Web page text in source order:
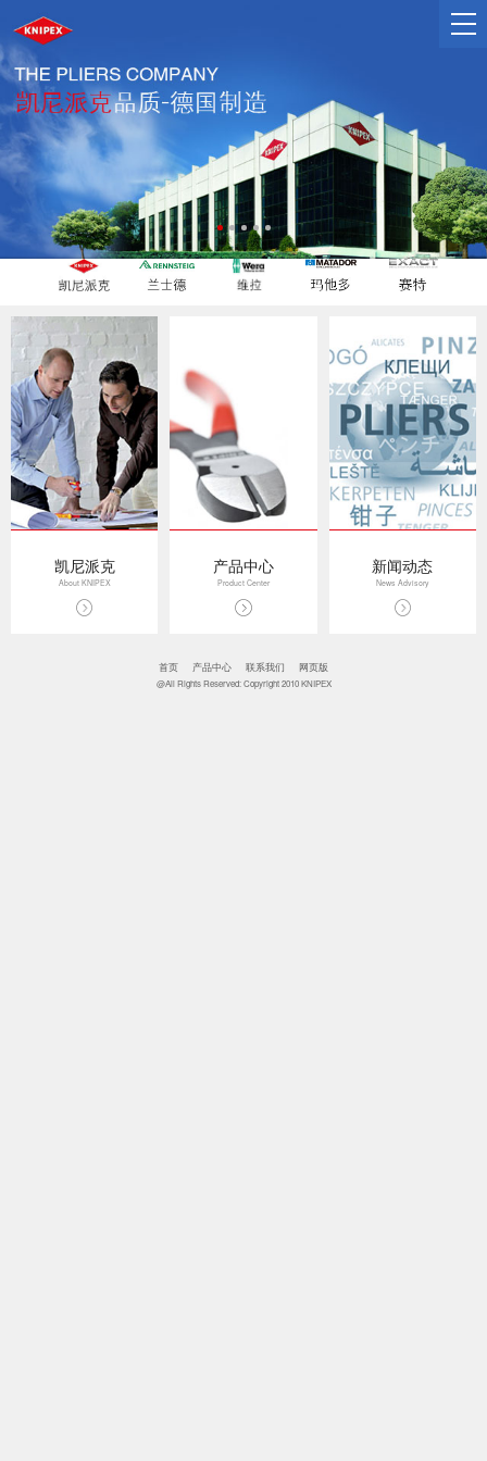
凯尼派克
About KNIPEX
产品中心
Product Center
新闻动态
News Advisory
首页 产品中心 联系我们 网页版
@All Rights Reserved: Copyright 2010 KNIPEX